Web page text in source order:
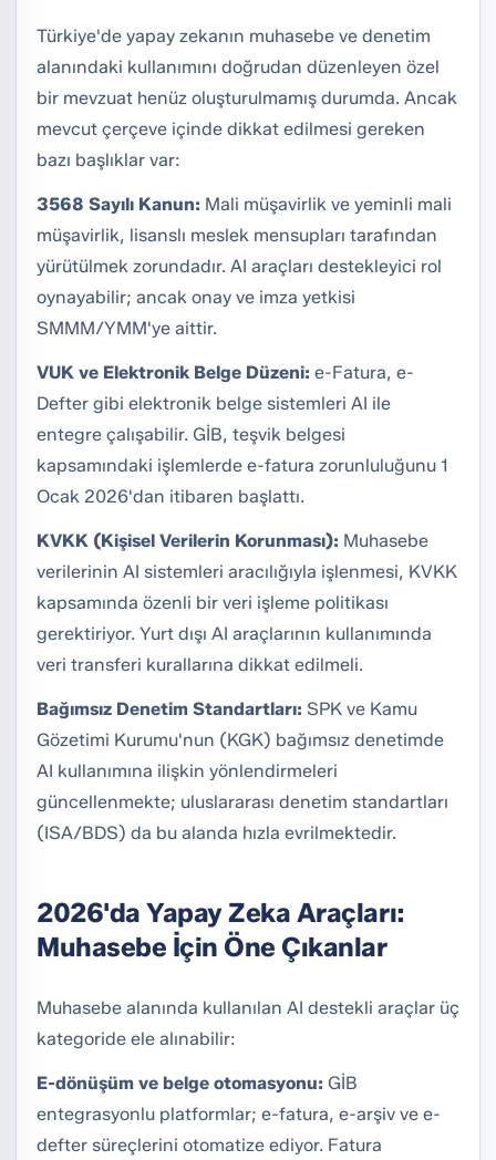
Türkiye'de yapay zekanın muhasebe ve denetim
alanındaki kullanımını doğrudan düzenleyen özel
bir mevzuat henüz oluşturulmamış durumda. Ancak
mevcut çerçeve içinde dikkat edilmesi gereken
bazı başlıklar var:
3568 Sayılı Kanun: Mali müşavirlik ve yeminli mali
müşavirlik, lisanslı meslek mensupları tarafından
yürütülmek zorundadır. AI araçları destekleyici rol
oynayabilir; ancak onay ve imza yetkisi
SMMM/YMM'ye aittir.
VUK ve Elektronik Belge Düzeni: e-Fatura, e-
Defter gibi elektronik belge sistemleri AI ile
entegre çalışabilir. GİB, teşvik belgesi
kapsamındaki işlemlerde e-fatura zorunluluğunu 1
Ocak 2026'dan itibaren başlattı.
KVKK (Kişisel Verilerin Korunması): Muhasebe
verilerinin AI sistemleri aracılığıyla işlenmesi, KVKK
kapsamında özenli bir veri işleme politikası
gerektiriyor. Yurt dışı AI araçlarının kullanımında
veri transferi kurallarına dikkat edilmeli.
Bağımsız Denetim Standartları: SPK ve Kamu
Gözetimi Kurumu'nun (KGK) bağımsız denetimde
AI kullanımına ilişkin yönlendirmeleri
güncellenmekte; uluslararası denetim standartları
(ISA/BDS) da bu alanda hızla evrilmektedir.
2026'da Yapay Zeka Araçları:
Muhasebe İçin Öne Çıkanlar
Muhasebe alanında kullanılan AI destekli araçlar üç
kategoride ele alınabilir:
E-dönüşüm ve belge otomasyonu: GİB
entegrasyonlu platformlar; e-fatura, e-arşiv ve e-
defter süreçlerini otomatize ediyor. Fatura